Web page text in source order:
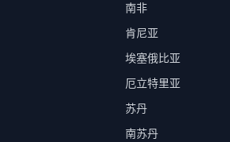
南非
肯尼亚
埃塞俄比亚
厄立特里亚
苏丹
南苏丹